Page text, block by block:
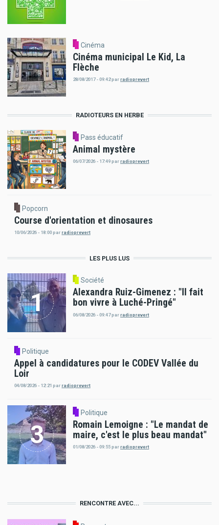
Cinéma
Cinéma municipal Le Kid, La
Flèche
28/08/2017 - 09:42parradioprevert
RADIOTEURS EN HERBE
Pass éducatif
Animal mystère
06/07/2026 - 17:49parradioprevert
Popcorn
Course d'orientation et dinosaures
10/06/2026 - 18:00parradioprevert
LES PLUS LUS
Société
Alexandra Ruiz-Gimenez : "Il fait
bon vivre à Luché-Pringé"
06/08/2026 - 09:47parradioprevert
Politique
Appel à candidatures pour le CODEV Vallée du
Loir
04/08/2026 - 12:21 parradioprevert
Politique
Romain Lemoigne : "Le mandat de
maire, c'est le plus beau mandat"
01/08/2026 - 09:55parradioprevert
RENCONTRE AVEC...